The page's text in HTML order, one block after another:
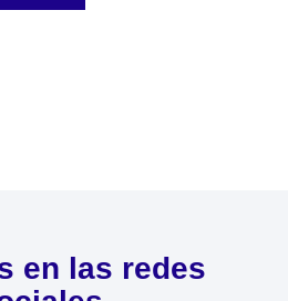
en las redes